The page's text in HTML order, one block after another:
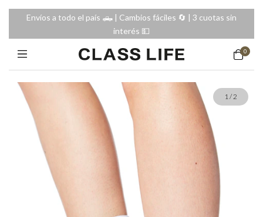
Envíos a todo el país 🛻 | Cambios fáciles 🔄️ | 3 cuotas sin
interés 💵
0
1/2